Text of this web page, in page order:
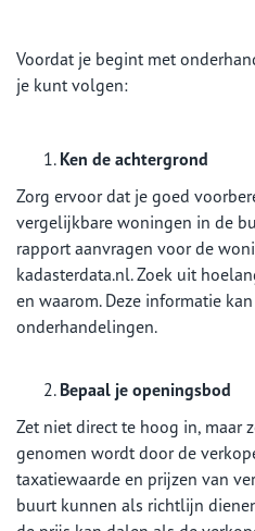
Voordat je begint met
je kunt volgen:
Ken de achtergrond
Zorg ervoor dat je goed
vergelijkbare woningen in de
rapport aanvragen voor de
kadasterdata.nl. Zoek uit
en waarom. Deze informatie
onderhandelingen.
Bepaal je openingsbod
Zet niet direct te hoog in, maar
genomen wordt door de
taxatiewaarde en prijzen van
buurt kunnen als richtlijn